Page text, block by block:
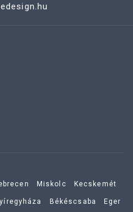
Miskolc Kecskemét
Békéscsaba Eger